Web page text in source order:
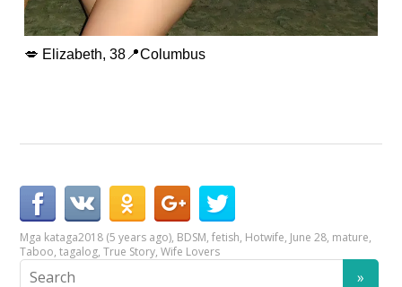
💋 Elizabeth, 38📍Columbus
Mga kataga2018 (5 years ago), BDSM,fetish, Hotwife, June 28, mature,
Taboo,tagalog,True Story,Wife Lovers